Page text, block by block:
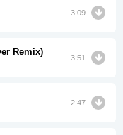
3:09
Remix)
3:51
2:47